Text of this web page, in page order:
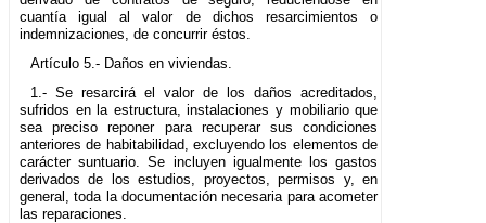
cuantía igual al valor de dichos resarcimientos o
indemnizaciones, de concurrir éstos.
Artículo 5.- Daños en viviendas.
1.- Se resarcirá el valor de los daños acreditados,
sufridos en la estructura, instalaciones y mobiliario que
sea preciso reponer para recuperar sus condiciones
anteriores de habitabilidad, excluyendo los elementos de
carácter suntuario. Se incluyen igualmente los gastos
derivados de los estudios, proyectos, permisos y, en
general, toda la documentación necesaria para acometer
las reparaciones.